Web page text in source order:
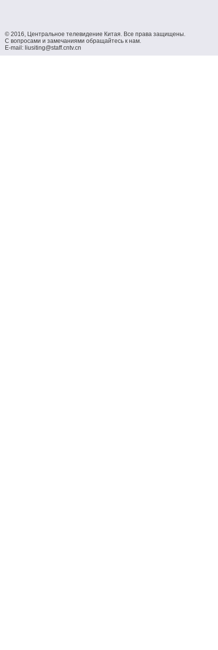
© 2016, Центральное телевидение Китая. Все права защищены.
С вопросами и замечаниями обращайтесь к нам.
E-mail: liusiting@staff.cntv.cn